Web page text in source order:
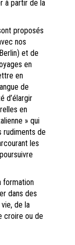
à partir de la
proposés
nos
et de
en
en
de
d’élargir
en
» qui
rudiments de
les
formation
dans des
de la
croire ou de